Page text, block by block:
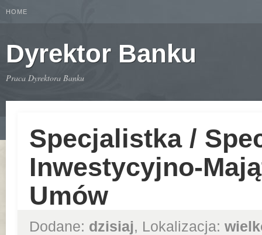
HOME
Dyrektor Banku
Praca Dyrektora Banku
Specjalistka /
Inwestycyjno-
Umów
Dodane: dzisiaj, Lokalizacja: